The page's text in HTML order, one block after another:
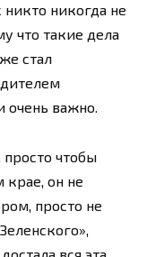
никто никогда не
что такие дела
стал
очень важно.
чтобы
крае, он не
просто не
вся эта